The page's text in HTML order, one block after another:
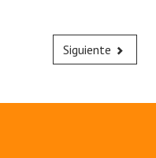
Siguiente